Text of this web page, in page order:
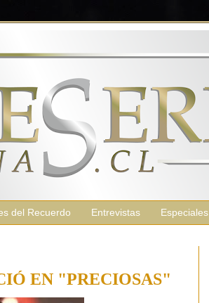
del Recuerdo Entrevistas Especiales
EN "PRECIOSAS"